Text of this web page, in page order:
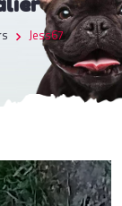
Jess67